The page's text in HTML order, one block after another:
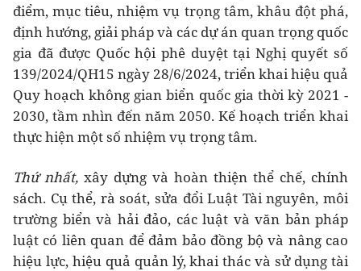
điểm, mục tiêu, nhiệm vụ trọng tâm, khâu đột phá,
định hướng, giải pháp và các dự án quan trọng quốc
gia đã được Quốc hội phê duyệt tại Nghị quyết số
139/2024/QH15 ngày 28/6/2024, triển khai hiệu quả
Quy hoạch không gian biển quốc gia thời kỳ 2021 -
2030, tầm nhìn đến năm 2050. Kế hoạch triển khai
thực hiện một số nhiệm vụ trọng tâm.
Thứ nhất, xây dựng và hoàn thiện thể chế, chính
sách. Cụ thể, rà soát, sửa đổi Luật Tài nguyên, môi
trường biển và hải đảo, các luật và văn bản pháp
luật có liên quan để đảm bảo đồng bộ và nâng cao
hiệu lực, hiệu quả quản lý, khai thác và sử dụng tài